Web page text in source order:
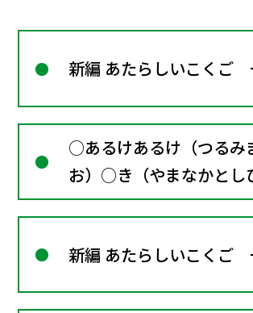
新編 あたらしいこくご
○あるけあるけ（つるみ
お）○き（やまなかとし
こ） はなしたいなきき
新編 あたらしいこくご